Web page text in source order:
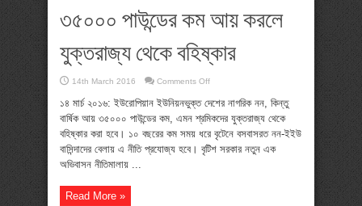
৩৫০০০ পাউন্ডের কম আয় করলে
যুক্তরাজ্য থেকে বহিষ্কার
14th March 2016 Comments Offon
পাউন্ডের
কম
আয়
করলে
যুক্তরাজ্য
থেকে
১৪ মার্চ ২০১৬: ইউরোপিয়ান ইউনিয়নভুক্ত দেশের নাগরিক নন, কিন্তু
বার্ষিক আয় ৩৫০০০ পাউন্ডের কম, এমন শ্রমিকদের যুক্তরাজ্য থেকে
বহিষ্কার করা হবে। ১০ বছরের কম সময় ধরে বৃটেনে বসবাসরত নন-ইইউ
বাসিন্দাদের বেলায় এ নীতি প্রযোজ্য হবে। বৃটিশ সরকার নতুন এক
অভিবাসন নীতিমালায় ...
Read More »